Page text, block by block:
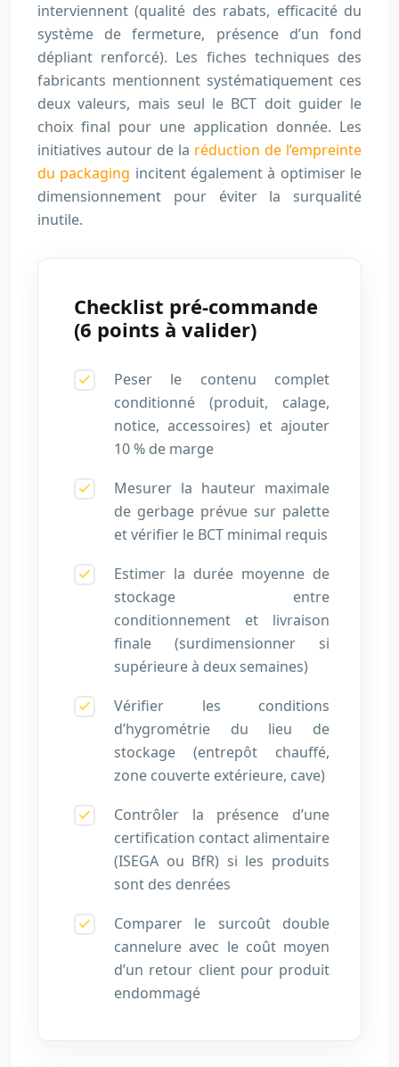
interviennent (qualité des rabats, efficacité du
système de fermeture, présence d’un fond
dépliant renforcé). Les fiches techniques des
fabricants mentionnent systématiquement ces
deux valeurs, mais seul le BCT doit guider le
choix final pour une application donnée. Les
initiatives autour de la réduction de l’empreinte
du packaging incitent également à optimiser le
dimensionnement pour éviter la surqualité
inutile.
Checklist pré-commande
(6 points à valider)
Peser le contenu complet
conditionné (produit, calage,
notice, accessoires) et ajouter
10 % de marge
Mesurer la hauteur maximale
de gerbage prévue sur palette
et vérifier le BCT minimal requis
Estimer la durée moyenne de
stockage entre
conditionnement et livraison
finale (surdimensionner si
supérieure à deux semaines)
Vérifier les conditions
d’hygrométrie du lieu de
stockage (entrepôt chauffé,
zone couverte extérieure, cave)
Contrôler la présence d’une
certification contact alimentaire
(ISEGA ou BfR) si les produits
sont des denrées
Comparer le surcoût double
cannelure avec le coût moyen
d’un retour client pour produit
endommagé